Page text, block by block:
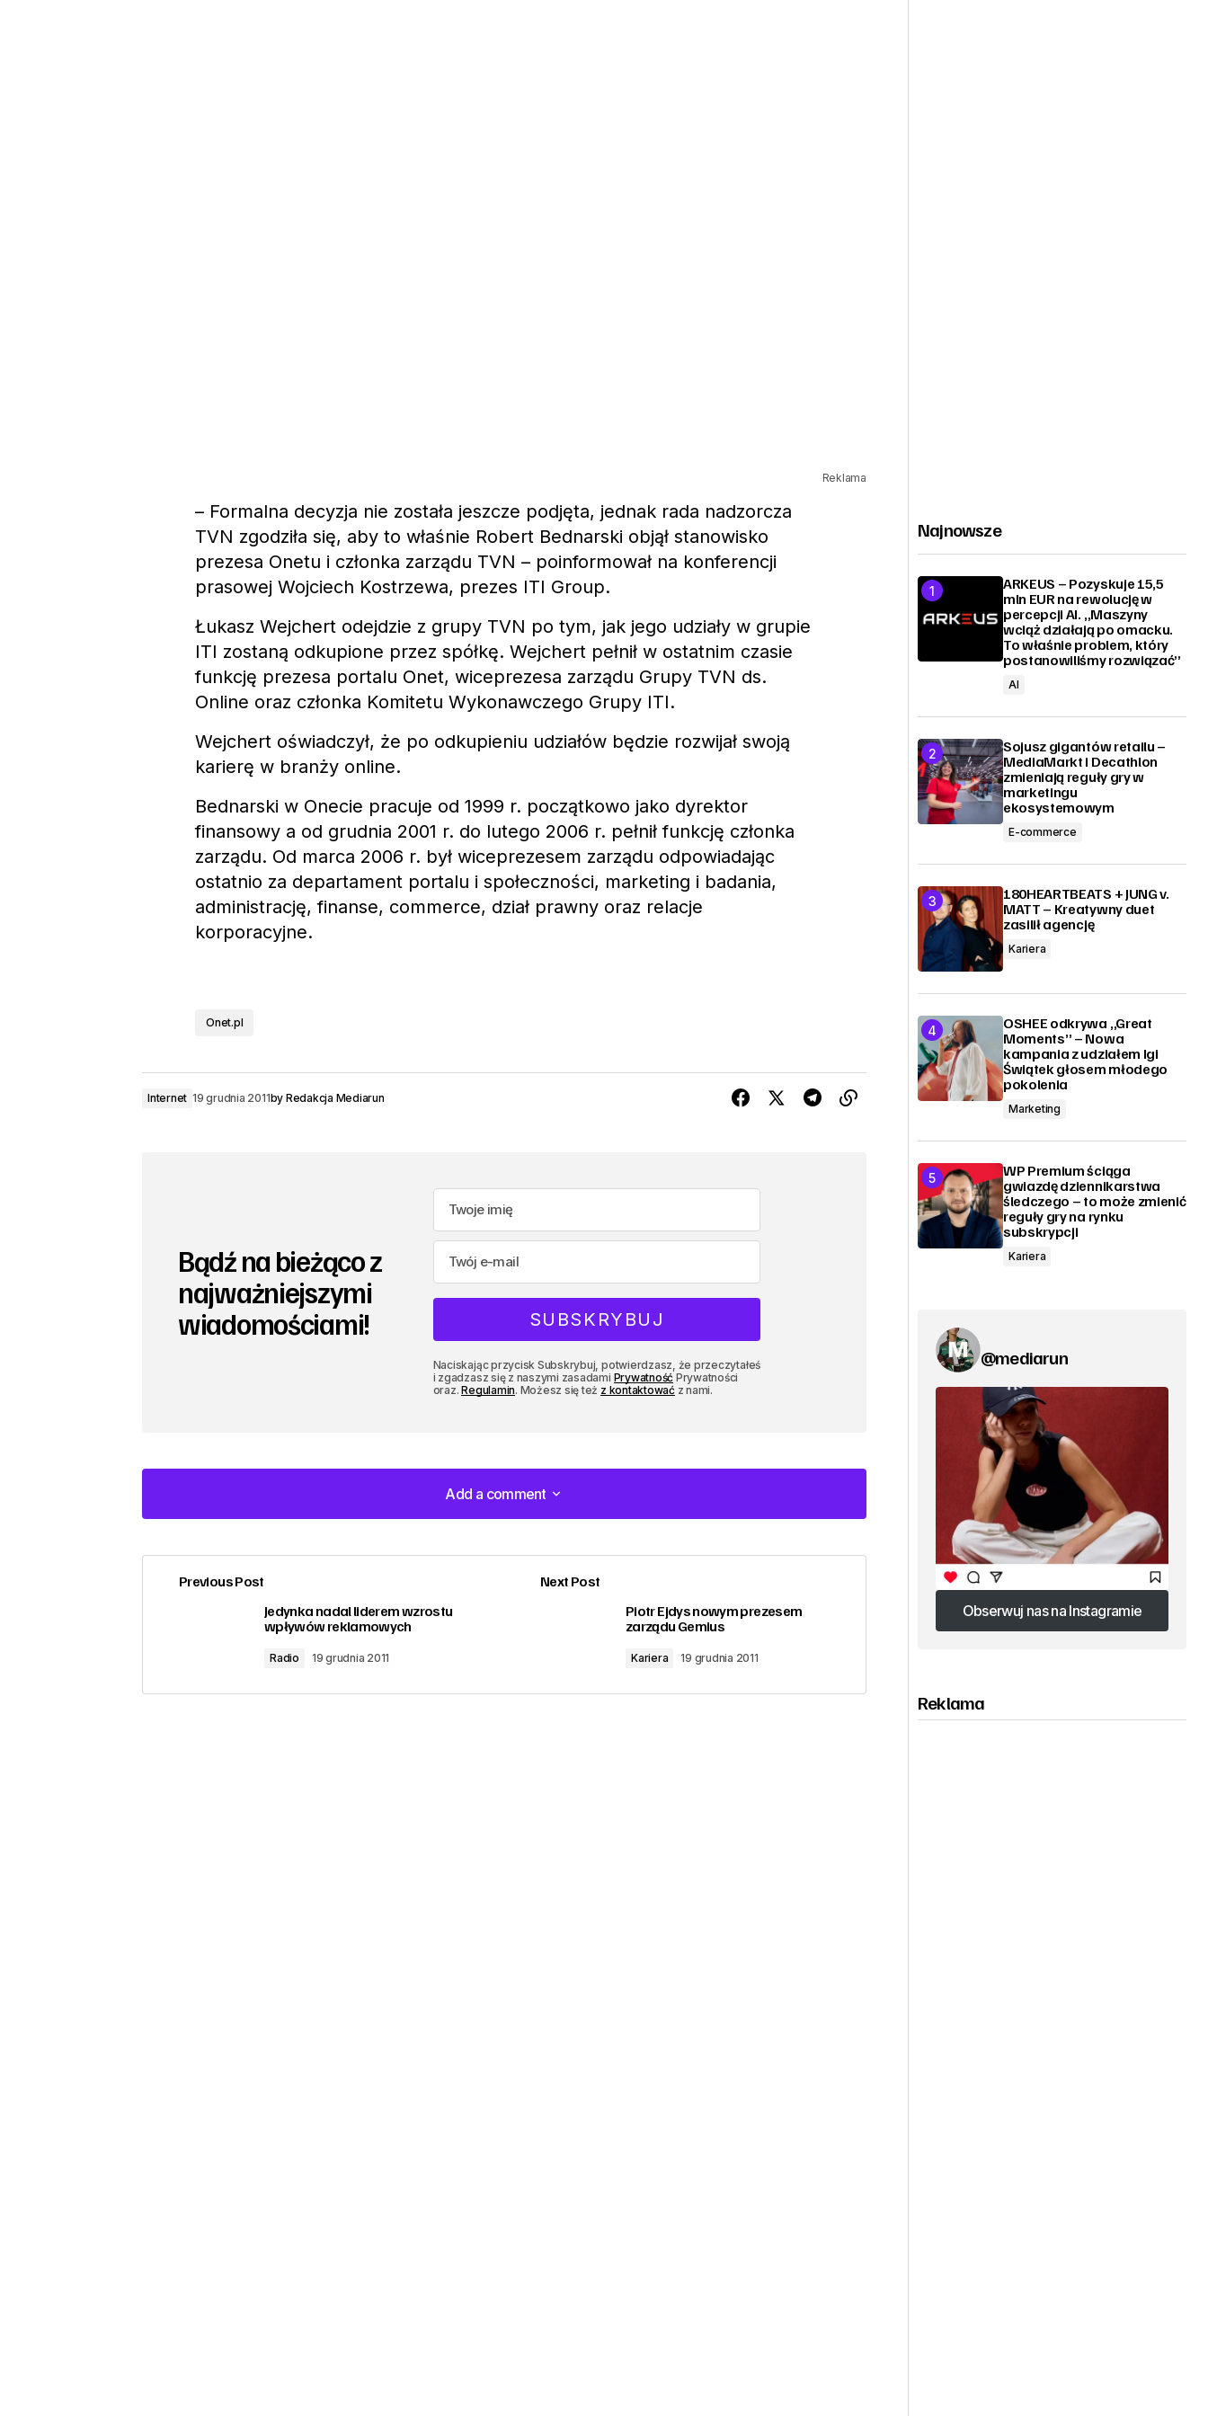
Reklama
– Formalna decyzja nie została jeszcze podjęta, jednak rada nadzorcza
TVN zgodziła się, aby to właśnie Robert Bednarski objął stanowisko
prezesa Onetu i członka zarządu TVN – poinformował na konferencji
prasowej Wojciech Kostrzewa, prezes ITI Group.
Łukasz Wejchert odejdzie z grupy TVN po tym, jak jego udziały w grupie
ITI zostaną odkupione przez spółkę. Wejchert pełnił w ostatnim czasie
funkcję prezesa portalu Onet, wiceprezesa zarządu Grupy TVN ds.
Online oraz członka Komitetu Wykonawczego Grupy ITI.
Wejchert oświadczył, że po odkupieniu udziałów będzie rozwijał swoją
karierę w branży online.
Bednarski w Onecie pracuje od 1999 r. początkowo jako dyrektor
finansowy a od grudnia 2001 r. do lutego 2006 r. pełnił funkcję członka
zarządu. Od marca 2006 r. był wiceprezesem zarządu odpowiadając
ostatnio za departament portalu i społeczności, marketing i badania,
administrację, finanse, commerce, dział prawny oraz relacje
korporacyjne.
Onet.pl
Internet 19 grudnia 2011by Redakcja Mediarun
Bądź na bieżąco z
najważniejszymi
wiadomościami!
Naciskając przycisk Subskrybuj, potwierdzasz, że przeczytałeś
i zgadzasz się z naszymi zasadami Prywatność Prywatności
oraz.Regulamin. Możesz się też z kontaktowaćz nami.
Add a comment
Add a comment
zalogować
Previous Post
Jedynka nadal liderem wzrostu
wpływów reklamowych
Radio 19 grudnia 2011
Next Post
Piotr Ejdys nowym prezesem
zarządu Gemius
Kariera 19 grudnia 2011
Najnowsze
ARKEUS – Pozyskuje 15,5
mln EUR na rewolucję w
percepcji AI. „Maszyny
wciąż działają po omacku.
To właśnie problem, który
postanowiliśmy rozwiązać”
AI
Sojusz gigantów retailu –
MediaMarkt i Decathlon
zmieniają reguły gry w
marketingu
ekosystemowym
E-commerce
180HEARTBEATS + JUNG v.
MATT – Kreatywny duet
zasilił agencję
Kariera
OSHEE odkrywa „Great
Moments” – Nowa
kampania z udziałem Igi
Świątek głosem młodego
pokolenia
Marketing
WP Premium ściąga
gwiazdę dziennikarstwa
śledczego – to może zmienić
reguły gry na rynku
subskrypcji
Kariera
@mediarun
Obserwuj nas na Instagramie
Obserwuj nas na Instagramie
Reklama